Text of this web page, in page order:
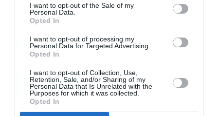
I want to opt-out of the Sale of my
Personal Data.
Opted In
I want to opt-out of processing my
Personal Data for Targeted Advertising.
Opted In
I want to opt-out of Collection, Use,
Retention, Sale, and/or Sharing of my
Personal Data that Is Unrelated with the
Purposes for which it was collected.
Opted In
Articolul anterior
Bogaţii din România preferă paradisurile
fiscale, iar statul pierde miliarde de euro
Carate Brianza, șofer român accidentat pe
trotuar, mort după o lună de terapie
intensivă